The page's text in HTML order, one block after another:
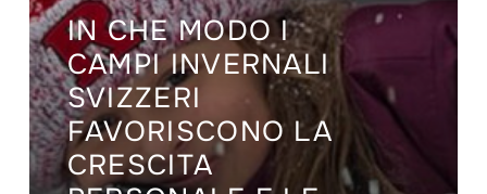
IN CHE MODO I
CAMPI INVERNALI
SVIZZERI
FAVORISCONO LA
CRESCITA